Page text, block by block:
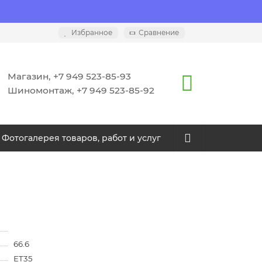
Избранное Сравнение
Магазин, +7 949 523-85-93
Шиномонтаж, +7 949 523-85-92
Фотогалерея товаров, работ и услуг
66.6
ET35